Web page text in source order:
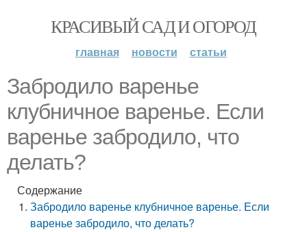
КРАСИВЫЙ САД И ОГОРОД
главная новости статьи
Забродило варенье
клубничное варенье. Если
варенье забродило, что
делать?
Содержание
Забродило варенье клубничное варенье. Если
варенье забродило, что делать?